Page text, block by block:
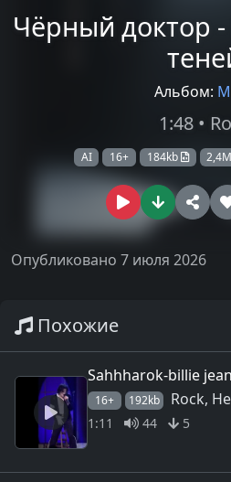
Чёрный доктор
Альбом:
1:48 •
AI 16+ 184kb
Опубликовано 7 июля 2026
Похожие
Sahhharok-billie
16+ 192kb Rock,
1:11 44 5